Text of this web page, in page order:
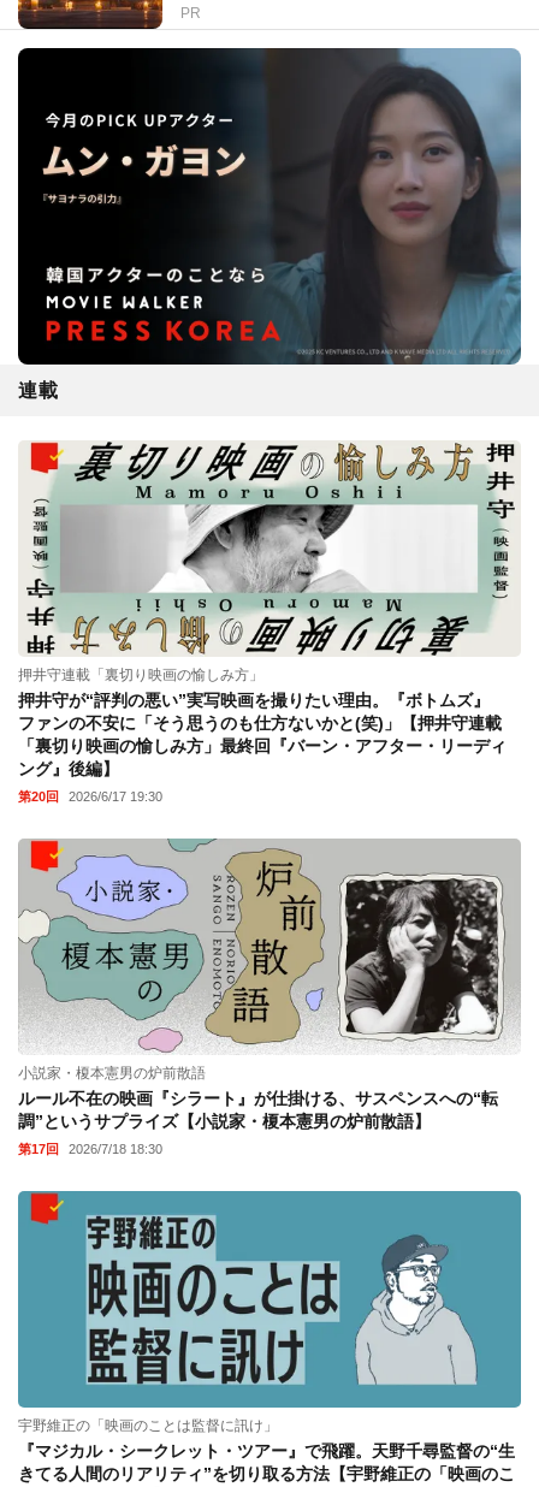
PR
連載
押井守連載「裏切り映画の愉しみ方」
押井守が“評判の悪い”実写映画を撮りたい理由。『ボトムズ』
ファンの不安に「そう思うのも仕方ないかと(笑)」【押井守連載
「裏切り映画の愉しみ方」最終回『バーン・アフター・リーディ
ング』後編】
第20回 2026/6/17 19:30
小説家・榎本憲男の炉前散語
ルール不在の映画『シラート』が仕掛ける、サスペンスへの“転
調”というサプライズ【小説家・榎本憲男の炉前散語】
第17回 2026/7/18 18:30
宇野維正の「映画のことは監督に訊け」
『マジカル・シークレット・ツアー』で飛躍。天野千尋監督の“生
きてる人間のリアリティ”を切り取る方法【宇野維正の「映画のこ